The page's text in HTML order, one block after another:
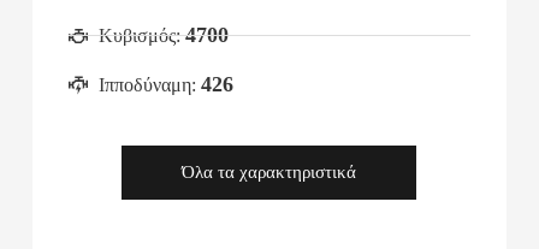
Κυβισμός:4700
Ιπποδύναμη: 426
Όλα τα χαρακτηριστικά